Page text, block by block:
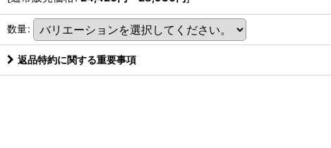
数量:
返品特約に関する重要事項